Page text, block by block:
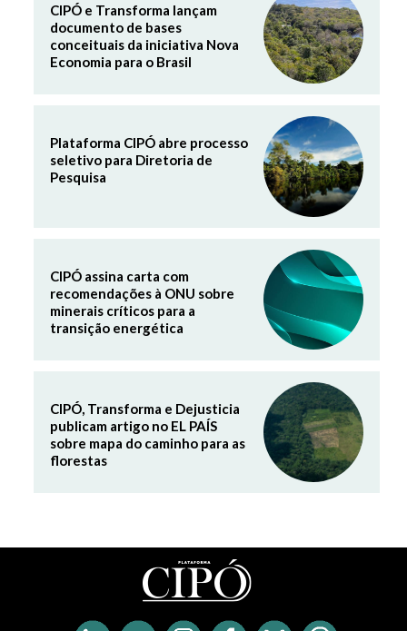
CIPÓ e Transforma lançam
documento de bases
conceituais da iniciativa Nova
Economia para o Brasil
Plataforma CIPÓ abre processo
seletivo para Diretoria de
Pesquisa
CIPÓ assina carta com
recomendações à ONU sobre
minerais críticos para a
transição energética
CIPÓ, Transforma e Dejusticia
publicam artigo no EL PAÍS
sobre mapa do caminho para as
florestas